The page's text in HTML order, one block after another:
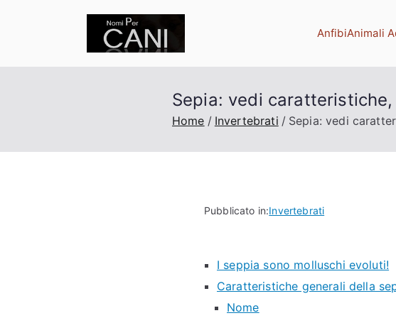
AnfibiAnimali
Sepia: vedi
Home Invertebrati Sepia: vedi
Pubblicato in:Invertebrati
I seppia sono molluschi evoluti!
Caratteristiche generali della
Nome